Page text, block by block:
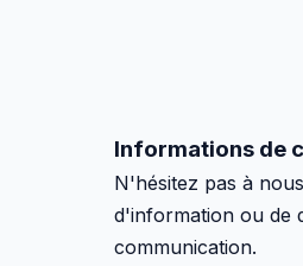
Informations de
N'hésitez pas à
d'information ou de
communication.